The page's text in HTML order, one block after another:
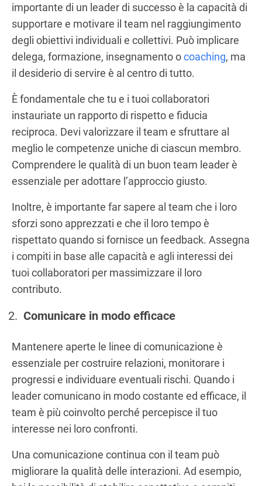
importante di un leader di successo è la capacità di
supportare e motivare il team nel raggiungimento
degli obiettivi individuali e collettivi. Può implicare
delega, formazione, insegnamento ocoaching, ma
il desiderio di servire è al centro di tutto.
È fondamentale che tu e i tuoi collaboratori
instauriate un rapporto di rispetto e fiducia
reciproca. Devi valorizzare il team e sfruttare al
meglio le competenze uniche di ciascun membro.
Comprendere le qualità di un buon team leader è
essenziale per adottare l’approccio giusto.
Inoltre, è importante far sapere al team che i loro
sforzi sono apprezzati e che il loro tempo è
rispettato quando si fornisce un feedback. Assegna
i compiti in base alle capacità e agli interessi dei
tuoi collaboratori per massimizzare il loro
contributo.
Comunicare in modo efficace
Mantenere aperte le linee di comunicazione è
essenziale per costruire relazioni, monitorare i
progressi e individuare eventuali rischi. Quando i
leader comunicano in modo costante ed efficace, il
team è più coinvolto perché percepisce il tuo
interesse nei loro confronti.
Una comunicazione continua con il team può
migliorare la qualità delle interazioni. Ad esempio,